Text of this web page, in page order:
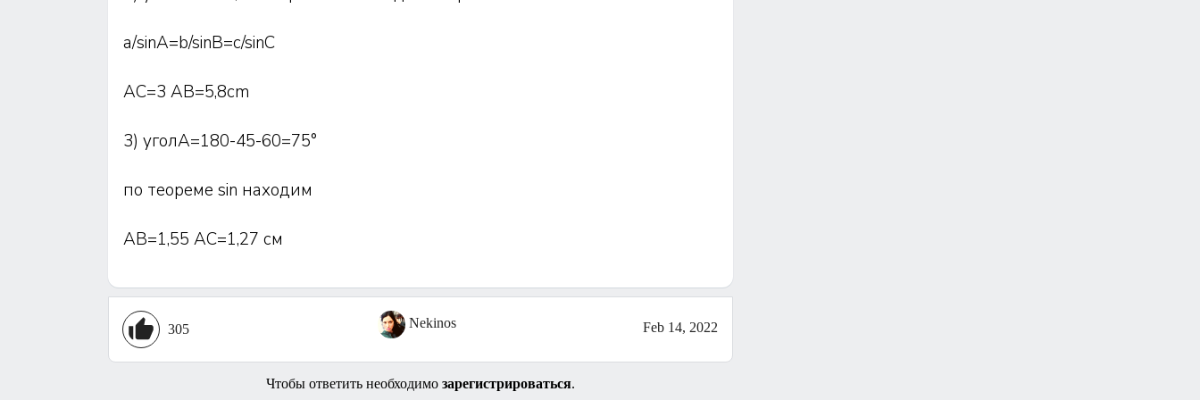
а/sinA=b/sinB=c/sinC
AC=3 AB=5,8cm
3) уголА=180-45-60=75°
по теореме sin находим
АВ=1,55 АС=1,27 см
305 Nekinos Feb 14, 2022
Чтобы ответить необходимо зарегистрироваться.